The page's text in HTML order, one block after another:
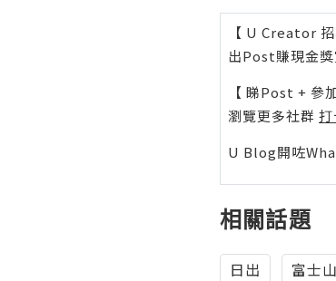
【 U Creator 招
出Post賺現金
【 睇Post + 參
瀏覽更多社群
U Blog開咗
相關話題
日出 富士山